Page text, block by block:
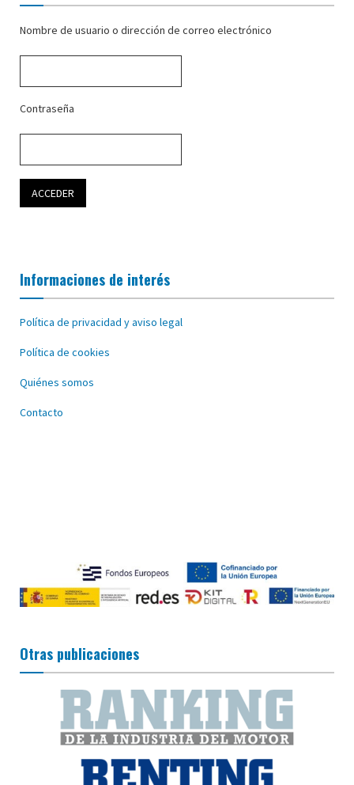
Nombre de usuario o dirección de correo electrónico
Contraseña
Informaciones de interés
Política de privacidad y aviso legal
Política de cookies
Quiénes somos
Contacto
Otras publicaciones